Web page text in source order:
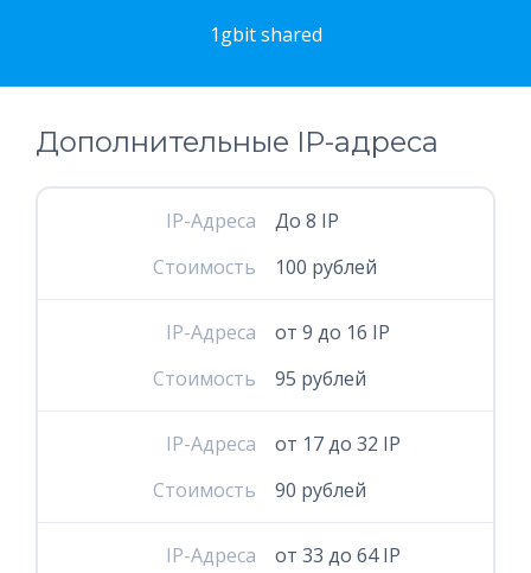
1gbit shared
Дополнительные IP-адреса
IP-Адреса
До 8 IP
Стоимость
100 рублей
IP-Адреса
от 9 до 16 IP
Стоимость
95 рублей
IP-Адреса
от 17 до 32 IP
Стоимость
90 рублей
IP-Адреса
от 33 до 64 IP